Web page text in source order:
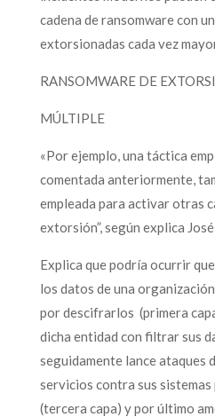
cadena de ransomware con
extorsionadas cada vez
RANSOMWARE DE
MÚLTIPLE
«Por ejemplo, una táctica
comentada anteriormente,
empleada para activar otras
extorsión”, según explica
Explica que podría ocurrir
los datos de una
por descifrarlos (primera
dicha entidad con filtrar sus
seguidamente lance ataques
servicios contra sus
(tercera capa) y por último